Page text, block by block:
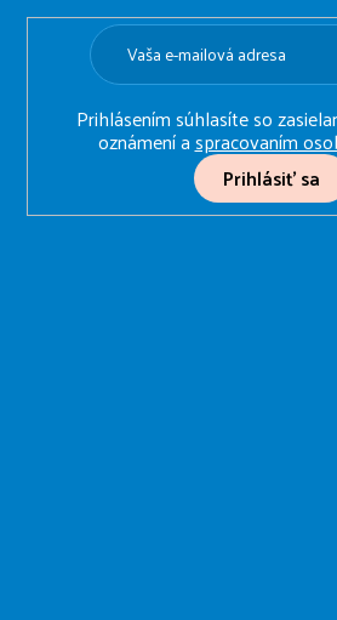
Prihlásením súhlasíte so
oznámení aspracovaním
Prihlásiť sa